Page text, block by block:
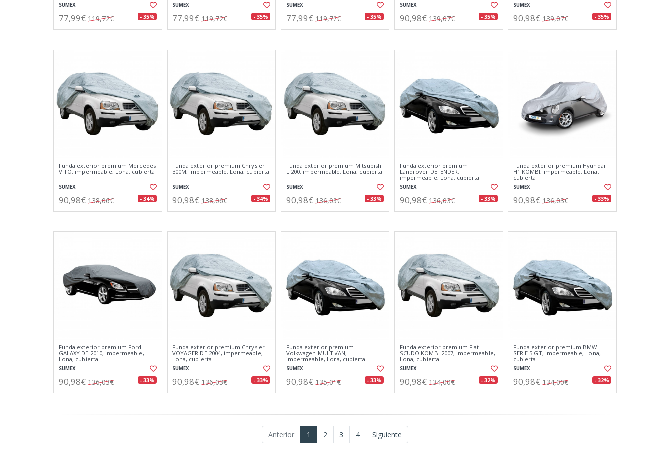
SUMEX
77,99€ 119,72€ - 35%
SUMEX
77,99€ 119,72€ - 35%
SUMEX
77,99€ 119,72€ - 35%
SUMEX
90,98€ 139,07€ - 35%
SUMEX
90,98€ 139,07€ - 35%
Funda exterior premium Mercedes
VITO, impermeable, Lona, cubierta
SUMEX
90,98€ 138,06€ - 34%
Funda exterior premium Chrysler
300M, impermeable, Lona, cubierta
SUMEX
90,98€ 138,06€ - 34%
Funda exterior premium Mitsubishi
L 200, impermeable, Lona, cubierta
SUMEX
90,98€ 136,03€ - 33%
Funda exterior premium
Landrover DEFENDER,
impermeable, Lona, cubierta
SUMEX
90,98€ 136,03€ - 33%
Funda exterior premium Hyundai
H1 KOMBI, impermeable, Lona,
cubierta
SUMEX
90,98€ 136,03€ - 33%
Funda exterior premium Ford
GALAXY DE 2010, impermeable,
Lona, cubierta
SUMEX
90,98€ 136,03€ - 33%
Funda exterior premium Chrysler
VOYAGER DE 2004, impermeable,
Lona, cubierta
SUMEX
90,98€ 136,03€ - 33%
Funda exterior premium
Volkwagen MULTIVAN,
impermeable, Lona, cubierta
SUMEX
90,98€ 135,01€ - 33%
Funda exterior premium Fiat
SCUDO KOMBI 2007, impermeable,
Lona, cubierta
SUMEX
90,98€ 134,00€ - 32%
Funda exterior premium BMW
SERIE 5 GT, impermeable, Lona,
cubierta
SUMEX
90,98€ 134,00€ - 32%
Anterior 1 2 3 4 Siguiente